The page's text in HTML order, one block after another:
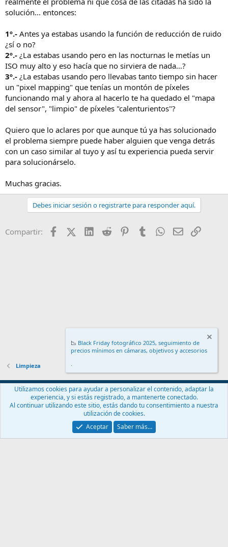
solución... entonces:
1º.- Antes ya estabas usando la función de reducción de ruido
¿sí o no?
2º.- ¿La estabas usando pero en las nocturnas le metías un
ISO muy alto y eso hacía que no sirviera de nada...?
3º.- ¿La estabas usando pero llevabas tanto tiempo sin hacer
un "pixel mapping" que tenías un montón de píxeles
funcionando mal y ahora al hacerlo te ha quedado el "mapa
del sensor", "limpio" de píxeles "calenturientos"?
Quiero que lo aclares por que aunque tú ya has solucionado
el problema siempre puede haber alguien que venga detrás
con un caso similar al tuyo y así tu experiencia pueda servir
para solucionárselo.
Muchas gracias.
Debes iniciar sesión o registrarte para responder aquí.
Compartir: FacebookX (Twitter)
LinkedIn
Reddit PinterestTumblr WhatsApp
EmailEnlace
Limpieza
Español (ES)
Contáctanos
Términos y reglas Política de privacidad
Ayuda
Community platform by XenForo® © 2010-2024 XenForo Ltd.
📉 Black Friday fotográfico 2025, seguimiento de
precios mínimos en cámaras, objetivos y accesorios
.
Utilizamos cookies para ayudar a personalizar el contenido, adaptar la
experiencia, y si estás registrado, a mantenerte conectado.
Al continuar utilizando este sitio, estás dando tu consentimiento a nuestra
utilización de cookies.
Aceptar
Saber más…